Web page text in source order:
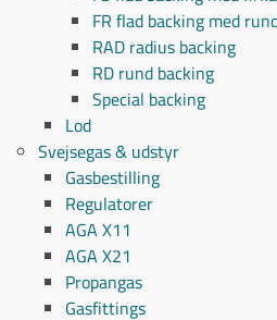
FR flad backing med
RAD radius backing
RD rund backing
Special backing
Lod
Svejsegas & udstyr
Gasbestilling
Regulatorer
AGA X11
AGA X21
Propangas
Gasfittings